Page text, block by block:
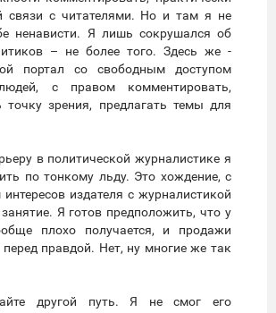
связи с читателями. Но и там я не
ненависти. Я лишь сокрушался об
– не более того. Здесь же -
портал со свободным доступом
с правом комментировать,
точку зрения, предлагать темы для
в политической журналистике я
по тонкому льду. Это хождение, с
издателя с журналистикой
Я готов предположить, что у
плохо получается, и продажи
правдой. Нет, ну многие же так
другой путь. Я не смог его